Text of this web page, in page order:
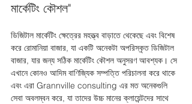
মার্কেটিং কৌশল"
ডিজিটাল মার্কেটিং ক্ষেত্রের মহত্ত্ব বাড়াতে থেকেছে এবং বিশেষ
করে রোমানিয়া বাজার, যা একটি অনেকটা অপরিস্কৃত ডিজিটাল
বাজার, যার জন্য সঠিক মার্কেটিং কৌশল অনুসরণ আবশ্যক। সে
এখানে কোনও আদিম বাণিজ্যিক সম্পত্তি পরিচালনা করে থাকে
এবং এরা Grannville consulting এর মত অনেকগুলি
সেবা অবলম্বন করে, যা তাদের উচ্চ মানের ক্লায়েন্টদের সাথে